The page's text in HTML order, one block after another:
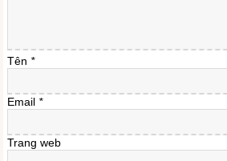
Tên *
Email *
Trang web